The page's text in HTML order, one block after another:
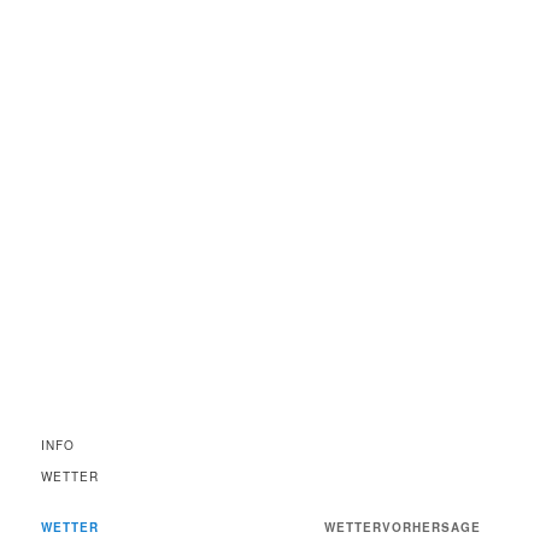
INFO
WETTER
WETTER WETTERVORHERSAGE